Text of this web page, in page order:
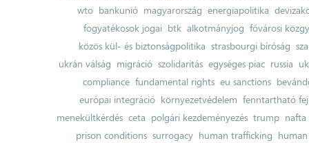
wto bankunió magyarország energiapolitika
fogyatékosok jogai btk alkotmányjog fővárosi
közös kül- és biztonságpolitika strasbourgi bíróság
ukrán válság migráció szolidaritás egységes piac russia
compliance fundamental rights eu sanctions
európai integráció környezetvédelem fenntartható
menekültkérdés ceta polgári kezdeményezés trump nafta
prison conditions surrogacy human trafficking